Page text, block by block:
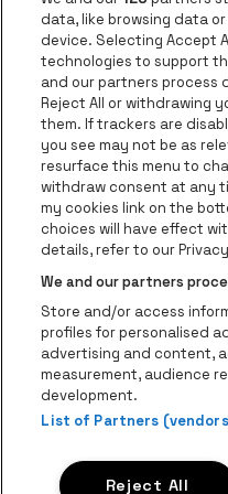
Ga naar
Ga naar de
Ga naar
AFAS Dome
Schijnpoortweg
Be-
Schijnpoortweg
BTW (BE)
BNP Paribas Fortis -
data, like browsing data
device. Selecting Accept
technologies to support
and our partners process
Reject All or withdrawing
them. If trackers are
you see may not be as
resurface this menu to
withdraw consent at any
my cookies link on the
choices will have effect
details, refer to our
We and our partners
Store and/or access
profiles for personalised
advertising and content,
measurement, audience
development.
List of Partners
Reject All